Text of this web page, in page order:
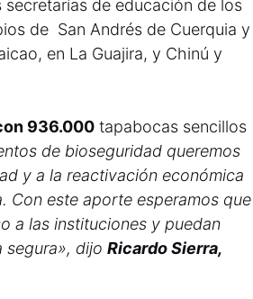
secretarías de educación de los
de San Andrés de Cuerquia y
en La Guajira, y Chinú y
936.000 tapabocas sencillos
de bioseguridad queremos
y a la reactivación económica
Con este aporte esperamos que
a las instituciones y puedan
segura», dijo Ricardo Sierra,